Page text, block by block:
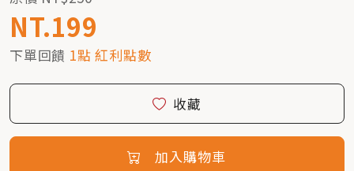
NT.199
下單回饋 1點 紅利點數
收藏
加入購物車